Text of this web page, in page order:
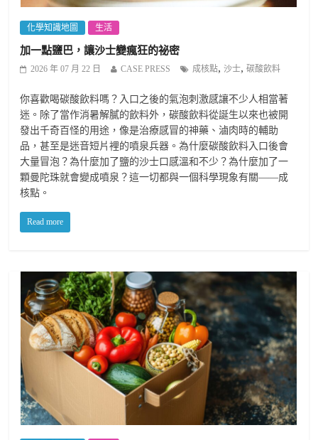
化學知識地圖 生活
加一點鹽巴，讓沙士變瘋狂的祕密
2026 年 07 月 22 日 CASE PRESS 成核點,沙士,碳酸飲料
你喜歡喝碳酸飲料嗎？入口之後的氣泡刺激感讓不少人相當著
迷。除了當作消暑解膩的飲料外，碳酸飲料從誕生以來也被開
發出千奇百怪的用途，像是治療感冒的神藥、滷肉時的輔助
品，甚至是迷音短片裡的噴泉兵器。為什麼碳酸飲料入口後會
大量冒泡？為什麼加了鹽的沙士口感溫和不少？為什麼加了一
顆曼陀珠就會變成噴泉？這一切都與一個科學現象有關——成
核點。
Read more